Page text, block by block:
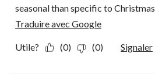
seasonal than specific to Christmas.
Traduire avec Google
Utile? (0) (0) Signaler